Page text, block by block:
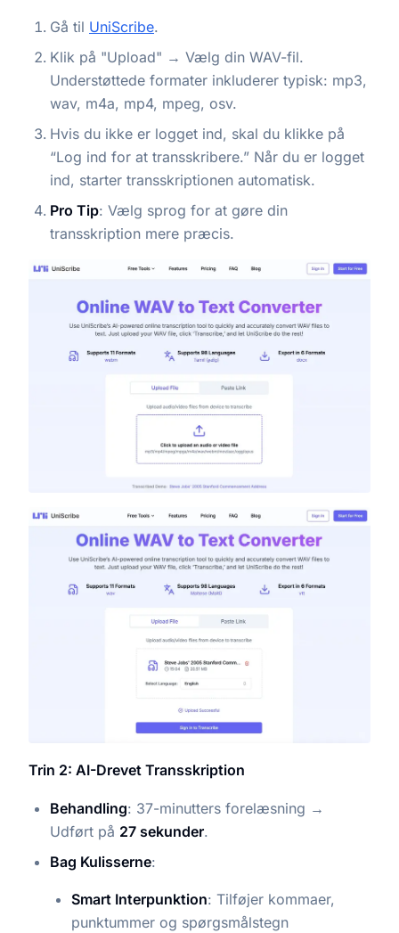
Gå til UniScribe.
Klik på "Upload" → Vælg din WAV-fil.
Understøttede formater inkluderer typisk: mp3,
wav, m4a, mp4, mpeg, osv.
Hvis du ikke er logget ind, skal du klikke på
“Log ind for at transskribere.” Når du er logget
ind, starter transskriptionen automatisk.
Pro Tip: Vælg sprog for at gøre din
transskription mere præcis.
Trin 2: AI-Drevet Transskription
Behandling: 37-minutters forelæsning →
Udført på 27 sekunder.
Bag Kulisserne:
Smart Interpunktion: Tilføjer kommaer,
punktummer og spørgsmålstegn